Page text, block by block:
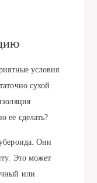
условия
сухой
ее сделать?
Они
Это может
или